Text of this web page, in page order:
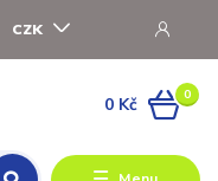
CZK
0
0 Kč